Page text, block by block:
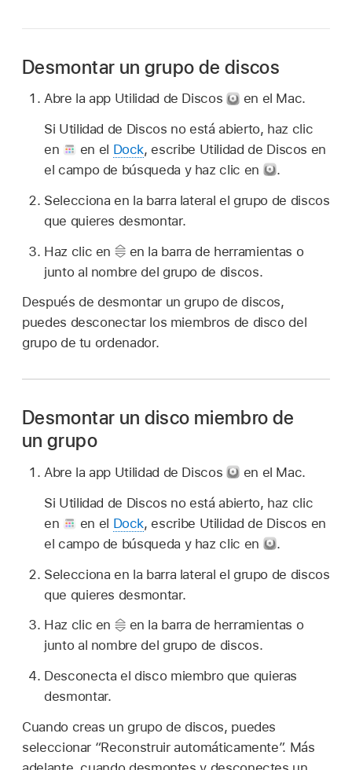
Desmontar un grupo de discos
Abre la app Utilidad de Discos
en el Mac.
Si Utilidad de Discos no está abierto, haz clic
en
en el Dock, escribe Utilidad de Discos en
el campo de búsqueda y haz clic en
.
Selecciona en la barra lateral el grupo de discos
que quieres desmontar.
Haz clic en
en la barra de herramientas o
junto al nombre del grupo de discos.
Después de desmontar un grupo de discos,
puedes desconectar los miembros de disco del
grupo de tu ordenador.
Desmontar un disco miembro de
un grupo
Abre la app Utilidad de Discos
en el Mac.
Si Utilidad de Discos no está abierto, haz clic
en
en el Dock, escribe Utilidad de Discos en
el campo de búsqueda y haz clic en
.
Selecciona en la barra lateral el grupo de discos
que quieres desmontar.
Haz clic en
en la barra de herramientas o
junto al nombre del grupo de discos.
Desconecta el disco miembro que quieras
desmontar.
Cuando creas un grupo de discos, puedes
seleccionar “Reconstruir automáticamente”. Más